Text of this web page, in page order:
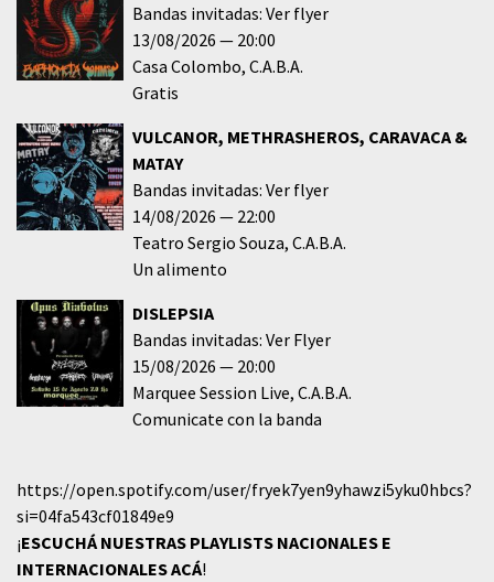
Bandas invitadas: Ver flyer
13/08/2026
20:00
Casa Colombo C.A.B.A.
Gratis
VULCANOR, METHRASHEROS, CARAVACA &
MATAY
Bandas invitadas: Ver flyer
14/08/2026
22:00
Teatro Sergio Souza C.A.B.A.
Un alimento
DISLEPSIA
Bandas invitadas: Ver Flyer
15/08/2026
20:00
Marquee Session Live C.A.B.A.
Comunicate con la banda
https://open.spotify.com/user/fryek7yen9yhawzi5yku0hbcs?
si=04fa543cf01849e9
¡ESCUCHÁ NUESTRAS PLAYLISTS NACIONALES E
INTERNACIONALESACÁ!